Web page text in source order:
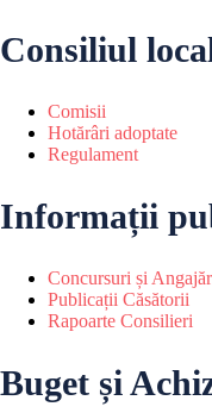
Consiliul
Comisii
Hotărâri adoptate
Regulament
Informații
Concursuri și
Publicații Căsătorii
Rapoarte Consilieri
Buget și